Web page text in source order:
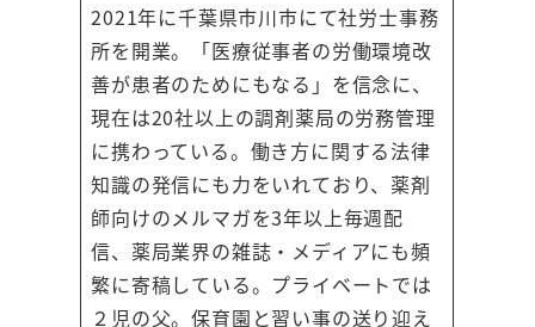
2021年に千葉県市川市にて社労士事務
所を開業。「医療従事者の労働環境改
善が患者のためにもなる」を信念に、
現在は20社以上の調剤薬局の労務管理
に携わっている。働き方に関する法律
知識の発信にも力をいれており、薬剤
師向けのメルマガを3年以上毎週配
信、薬局業界の雑誌・メディアにも頻
繁に寄稿している。プライベートでは
２児の父。保育園と習い事の送り迎え